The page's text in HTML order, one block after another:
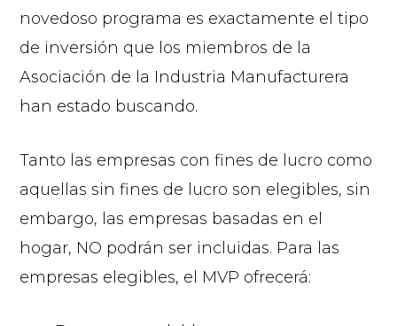
novedoso programa es exactamente el tipo
de inversión que los miembros de la
Asociación de la Industria Manufacturera
han estado buscando.
Tanto las empresas con fines de lucro como
aquellas sin fines de lucro son elegibles, sin
embargo, las empresas basadas en el
hogar, NO podrán ser incluidas. Para las
empresas elegibles, el MVP ofrecerá: